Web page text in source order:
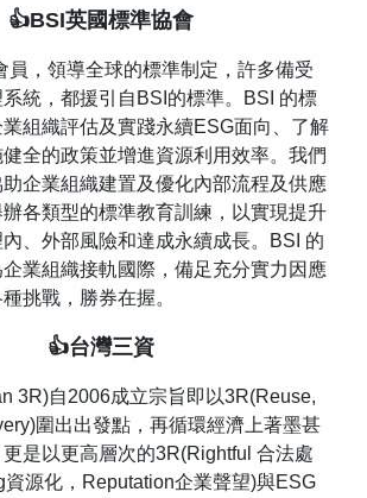
👍BSI英國標準協會
員，領導全球的標準制定，許多備受
統，都援引自BSI的標準。BSI 的標
組織評估及實踐永續ESG面向、了解
全的政策並增進資源利用效率。我們
企業組織建置及優化內部流程及供應
各類型的標準教育訓練，以實現提升
、外部風險和達成永續成長。BSI 的
業組織接軌國際，備足充分實力因應
挑戰，勝券在握。
👍台灣三資
3R)自2006成立宗旨即以3R(Reuse,
圍出出發點，再循環經濟上著墨甚
是以更高層次的3R(Rightful 合法處
源化，Reputation企業聲望)與ESG